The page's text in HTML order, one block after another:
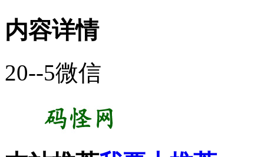
内容详情
20--5微信